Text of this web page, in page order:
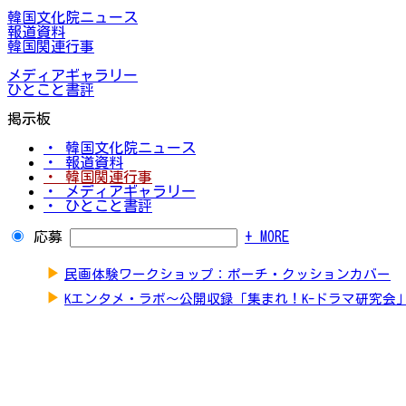
韓国文化院ニュース
報道資料
韓国関連行事
メディアギャラリー
ひとこと書評
掲示板
・ 韓国文化院ニュース
・ 報道資料
・ 韓国関連行事
・ メディアギャラリー
・ ひとこと書評
応募 + MORE
▶ 民画体験ワークショップ：ポーチ・クッションカバー
▶ Kエンタメ・ラボ～公開収録「集まれ！K-ドラマ研究会